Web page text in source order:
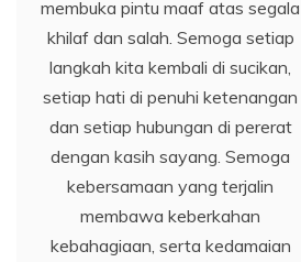
membuka pintu maaf atas segala
khilaf dan salah. Semoga setiap
langkah kita kembali di sucikan,
setiap hati di penuhi ketenangan
dan setiap hubungan di pererat
dengan kasih sayang. Semoga
kebersamaan yang terjalin
membawa keberkahan
kebahagiaan, serta kedamaian